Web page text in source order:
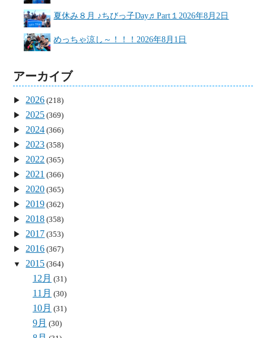
夏休み８月 ♪ちびっ子Day♬Part１ 2026年8月2日
めっちゃ涼し～！！！ 2026年8月1日
アーカイブ
2026 (218)
2025 (369)
2024 (366)
2023 (358)
2022 (365)
2021 (366)
2020 (365)
2019 (362)
2018 (358)
2017 (353)
2016 (367)
2015 (364)
12月 (31)
11月 (30)
10月 (31)
9月 (30)